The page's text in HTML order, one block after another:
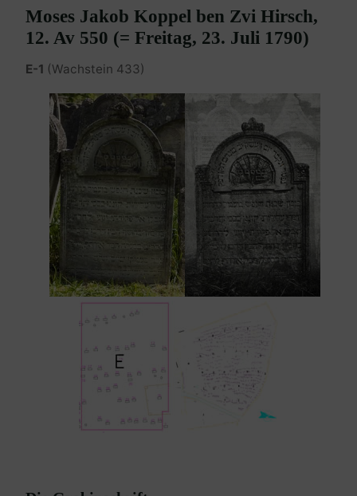
Moses Jakob Koppel ben Zvi Hirsch,
12. Av 550 (= Freitag, 23. Juli 1790)
E-1 (Wachstein 433)